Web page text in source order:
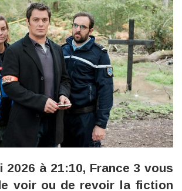
2026 à 21:10, France 3 vous
voir ou de revoir la fiction